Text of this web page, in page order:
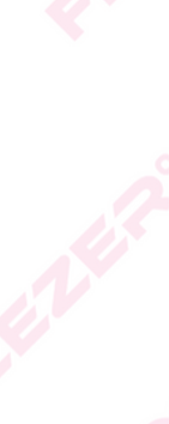
המידע
* טעות
או